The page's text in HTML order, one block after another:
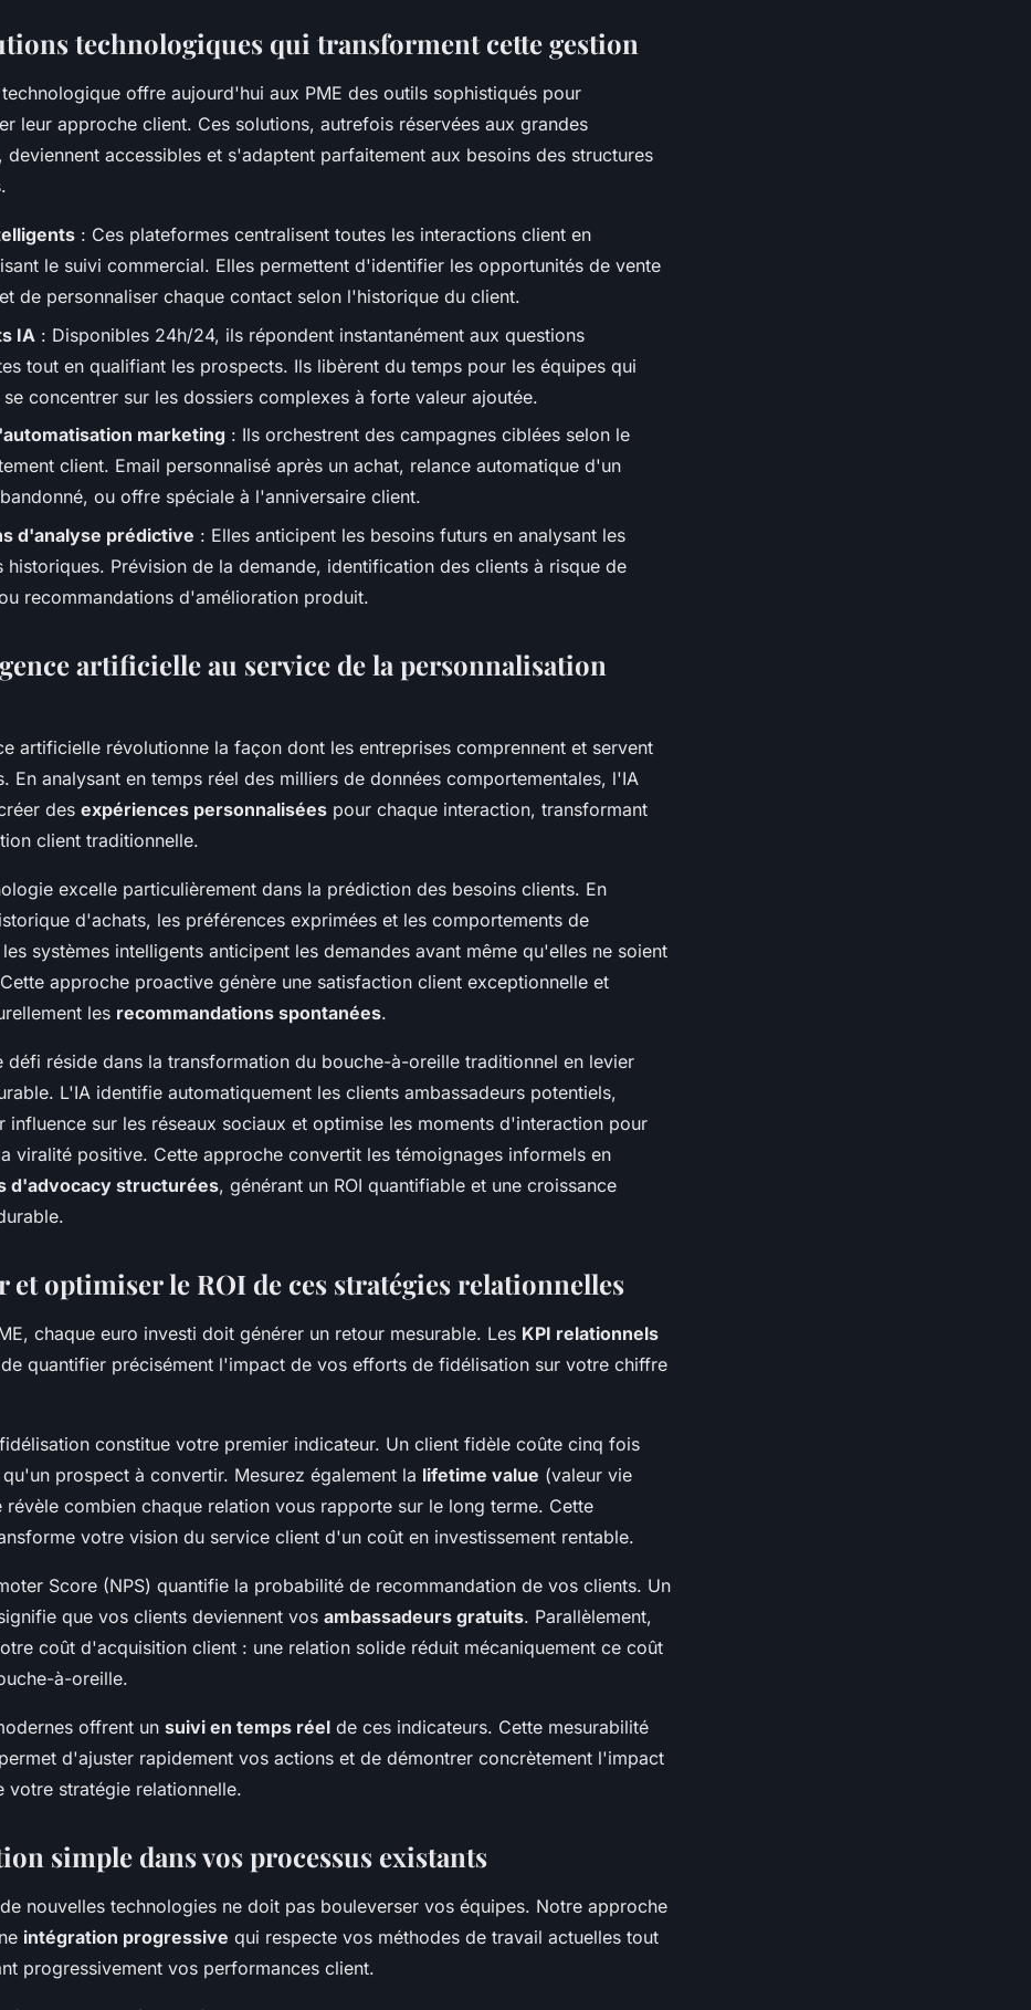
technologiques qui transforment cette gestion
offre aujourd'hui aux PME des outils sophistiqués pour
leur approche client. Ces solutions, autrefois réservées aux grandes
deviennent accessibles et s'adaptent parfaitement aux besoins des structures
: Ces plateformes centralisent toutes les interactions client en
le suivi commercial. Elles permettent d'identifier les opportunités de vente
de personnaliser chaque contact selon l'historique du client.
IA : Disponibles 24h/24, ils répondent instantanément aux questions
tout en qualifiant les prospects. Ils libèrent du temps pour les équipes qui
se concentrer sur les dossiers complexes à forte valeur ajoutée.
marketing : Ils orchestrent des campagnes ciblées selon le
client. Email personnalisé après un achat, relance automatique d'un
ou offre spéciale à l'anniversaire client.
d'analyse prédictive : Elles anticipent les besoins futurs en analysant les
historiques. Prévision de la demande, identification des clients à risque de
recommandations d'amélioration produit.
artificielle au service de la personnalisation
artificielle révolutionne la façon dont les entreprises comprennent et servent
En analysant en temps réel des milliers de données comportementales, l'IA
des expériences personnalisées pour chaque interaction, transformant
client traditionnelle.
excelle particulièrement dans la prédiction des besoins clients. En
d'achats, les préférences exprimées et les comportements de
systèmes intelligents anticipent les demandes avant même qu'elles ne soient
approche proactive génère une satisfaction client exceptionnelle et
les recommandations spontanées.
défi réside dans la transformation du bouche-à-oreille traditionnel en levier
L'IA identifie automatiquement les clients ambassadeurs potentiels,
influence sur les réseaux sociaux et optimise les moments d'interaction pour
viralité positive. Cette approche convertit les témoignages informels en
d'advocacy structurées, générant un ROI quantifiable et une croissance
et optimiser le ROI de ces stratégies relationnelles
chaque euro investi doit générer un retour mesurable. Les KPI relationnels
quantifier précisément l'impact de vos efforts de fidélisation sur votre chiffre
constitue votre premier indicateur. Un client fidèle coûte cinq fois
prospect à convertir. Mesurez également la lifetime value (valeur vie
révèle combien chaque relation vous rapporte sur le long terme. Cette
votre vision du service client d'un coût en investissement rentable.
Score (NPS) quantifie la probabilité de recommandation de vos clients. Un
que vos clients deviennent vos ambassadeurs gratuits. Parallèlement,
coût d'acquisition client : une relation solide réduit mécaniquement ce coût
à-oreille.
offrent un suivi en temps réel de ces indicateurs. Cette mesurabilité
d'ajuster rapidement vos actions et de démontrer concrètement l'impact
votre stratégie relationnelle.
simple dans vos processus existants
nouvelles technologies ne doit pas bouleverser vos équipes. Notre approche
intégration progressive qui respecte vos méthodes de travail actuelles tout
progressivement vos performances client.